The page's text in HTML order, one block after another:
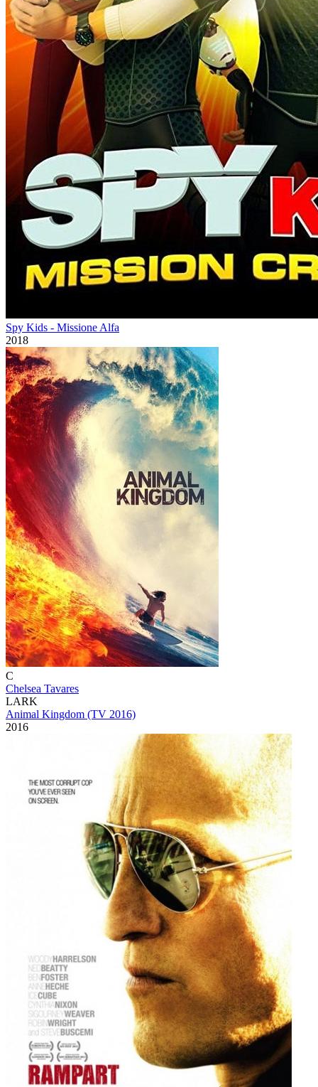
Spy Kids - Missione Alfa
2018
C
Chelsea Tavares
LARK
Animal Kingdom (TV 2016)
2016